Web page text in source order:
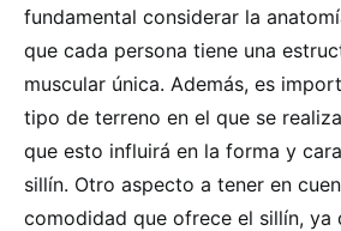
fundamental considerar la
que cada persona tiene una
muscular única. Además, es
tipo de terreno en el que se
que esto influirá en la forma y
sillín. Otro aspecto a tener en
comodidad que ofrece el sillín, ya